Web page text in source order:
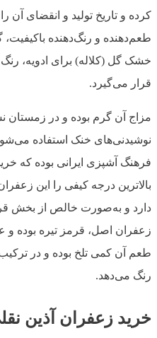
کرده و تاریخ تولید و انقضای آن
طعم‌دهنده و رنگ‌دهنده
خشک گل (کلاله) برای ادویه،
قرار می‌گیرد.
مزاج آن گرم بوده و در زمستان
نوشیدنی‌های خنک استفاده
فرهنگ آشپزی ایرانی بوده که
بالاترین درجه کیفی را این
دارد و به‌صورت خالص از بخش
زعفران اصل، قرمز تیره بوده
طعم آن کمی تلخ بوده و در
رنگ می‌دهد.
خرید زعفران آذین